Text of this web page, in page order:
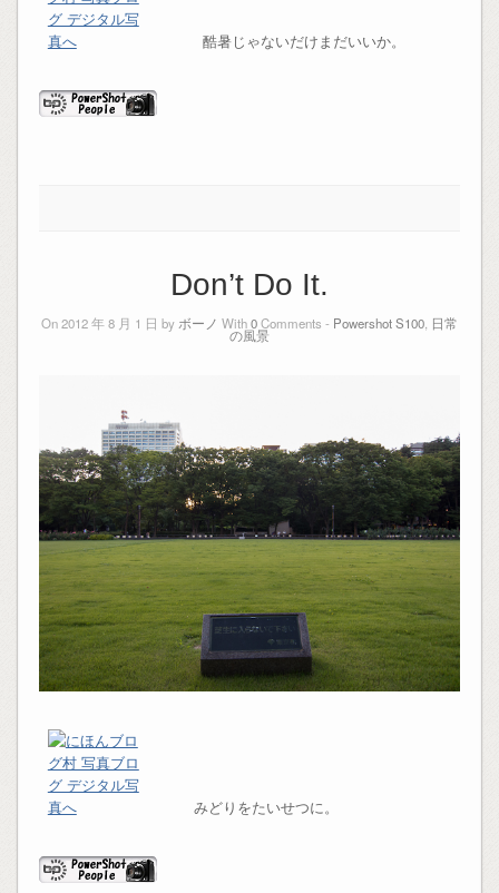
酷暑じゃないだけまだいいか。
Don’t Do It.
On 2012 年 8 月 1 日 by ボーノ With0Comments - Powershot S100 日常
の風景
みどりをたいせつに。